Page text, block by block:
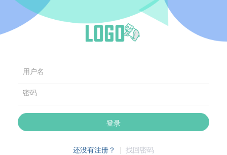
用户名
密码
登录
还没有注册？ | 找回密码